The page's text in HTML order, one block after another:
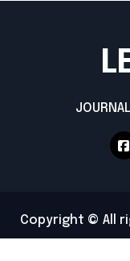
Copyright © All